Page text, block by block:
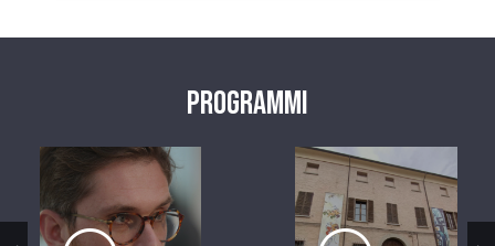
Programmi
Ascolta il servizio Ascolta il